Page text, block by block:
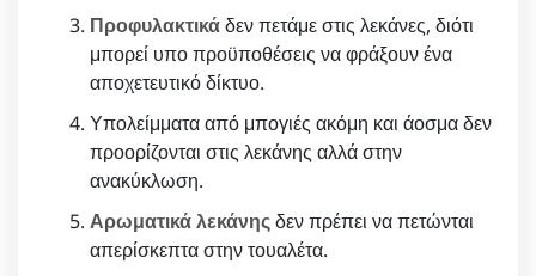
Προφυλακτικάδεν πετάμε στις λεκάνες, διότι
μπορεί υπο προϋποθέσεις να φράξουν ένα
αποχετευτικό δίκτυο.
Υπολείμματα από μπογιές ακόμη και άοσμα δεν
προορίζονται στις λεκάνης αλλά στην
ανακύκλωση.
Αρωματικά λεκάνηςδεν πρέπει να πετώνται
απερίσκεπτα στην τουαλέτα.